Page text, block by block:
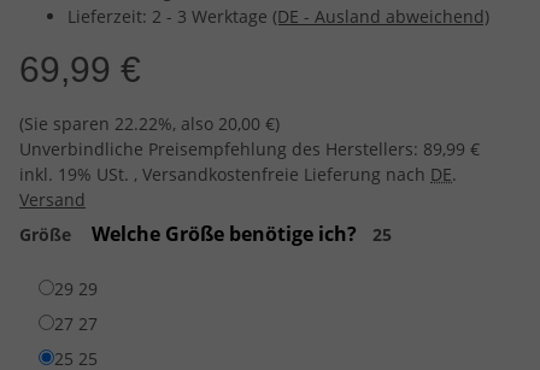
Lieferzeit: 2 - 3 Werktage (DE - Ausland abweichend)
69,99 €
(Sie sparen 22.22%, also 20,00 €)
Unverbindliche Preisempfehlung des Herstellers: 89,99 €
inkl. 19% USt. , Versandkostenfreie Lieferung nach DE.
Versand
Größe
Welche Größe benötige ich? 25
29 29
27 27
25 25